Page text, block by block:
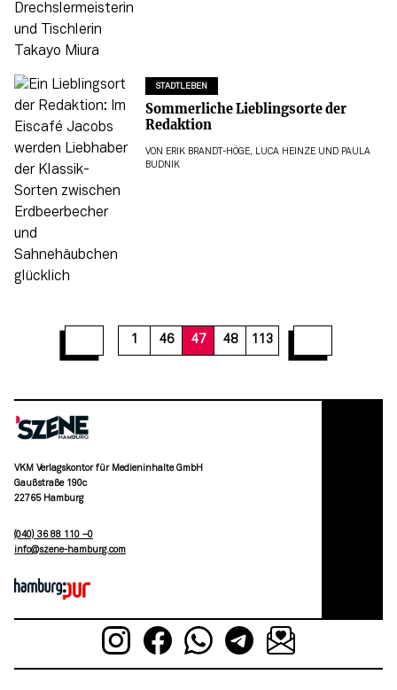
STADTLEBEN
Sommerliche Lieblingsorte der
Redaktion
VON ERIK BRANDT-HÖGE, LUCA HEINZEUND PAULA
BUDNIK
1 46 47 48 113
53 5556 585960 61
VKM Verlagskontor für Medieninhalte GmbH
Gaußstraße 190c
22765 Hamburg
(040) 36 88 110 –0
moc.grubmah-enezs@ofni